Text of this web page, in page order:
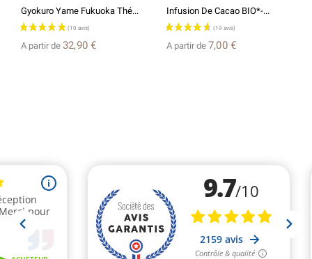
Gyokuro Yame Fukuoka Thé...
A partir de 32,90 €
Infusion De Cacao BIO*-...
A partir de 7,00 €